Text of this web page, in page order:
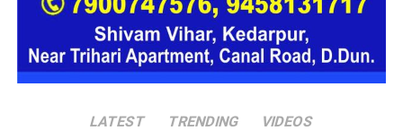
डॉ. चंद्र मोहन
सिंह रावत
प्राचार्य, मेडिकल
कॉलेज हरिद्वार
प्राचार्य, मेडिकल
कॉलेज श्रीनगर
6
डॉ. पंकज सिंह
प्रोफेसर, मेडिकल
प्रभारी प्राचार्य,
हरिद्वार
LATEST TRENDING VIDEOS